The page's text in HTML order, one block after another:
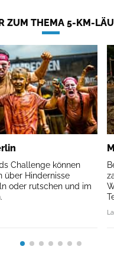
ZUM THEMA 5-KM-
Challenge können
über Hindernisse
oder rutschen und im